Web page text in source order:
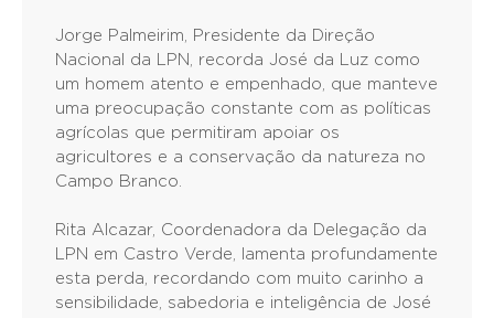
Jorge Palmeirim, Presidente da Direção
Nacional da LPN, recorda José da Luz como
um homem atento e empenhado, que manteve
uma preocupação constante com as políticas
agrícolas que permitiram apoiar os
agricultores e a conservação da natureza no
Campo Branco.
Rita Alcazar, Coordenadora da Delegação da
LPN em Castro Verde, lamenta profundamente
esta perda, recordando com muito carinho a
sensibilidade, sabedoria e inteligência de José